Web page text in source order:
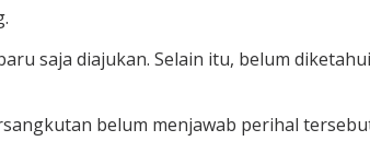
saja diajukan. Selain itu, belum
belum menjawab perihal